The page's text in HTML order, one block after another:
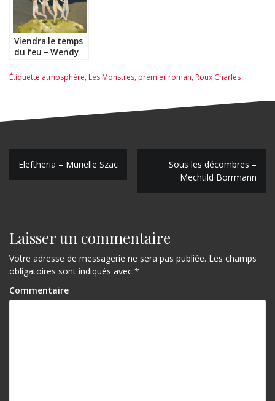
Viendra le temps
du feu – Wendy
Étiquette atmosphère,Les Monstres,premier roman,Roux Charles
N
i
g
a
t
Eleftheria – Murielle Szac
Sous les décombres –
Mechtild Borrmann
Laisser un commentaire
Votre adresse de messagerie ne sera pas publiée. Les champs
obligatoires sont indiqués avec *
Commentaire